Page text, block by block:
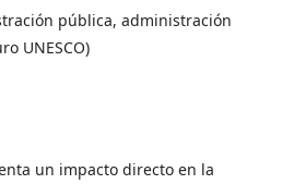
pública, administración
UNESCO)
un impacto directo en la